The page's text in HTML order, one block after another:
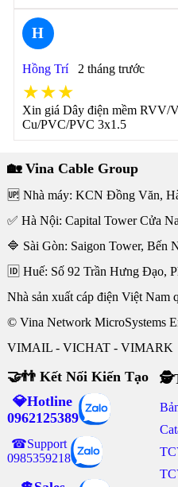
H
Hồng Trí 2 tháng trước
★★★
Xin giá Dây điện mềm RVV/
Cu/PVC/PVC 3x1.5
🏡 Vina Cable Group
🆙 Nhà máy: KCN Đồng Văn,
✅ Hà Nội: Capital Tower Cửa
🔷 Sài Gòn: Saigon Tower, Bến
🆔 Huế: Số 92 Trần Hưng Đạo,
Nhà sản xuất cáp điện Việt Nam
© Vina Network MicroSystems
VIMAIL - VICHAT - VIMARK
🤝👬 Kết Nối Kiến Tạo
💎Hotline
0962125389
☎Support
0985359218